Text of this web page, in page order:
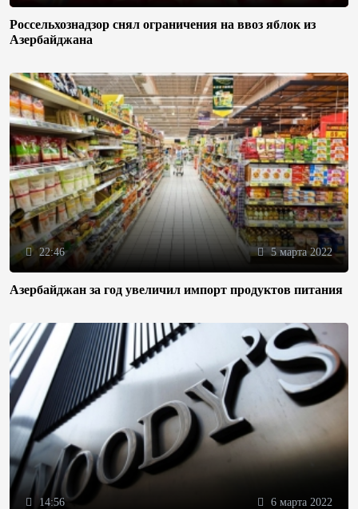
Россельхознадзор снял ограничения на ввоз яблок из
Азербайджана
22:46 5 марта 2022
Азербайджан за год увеличил импорт продуктов питания
14:56 6 марта 2022